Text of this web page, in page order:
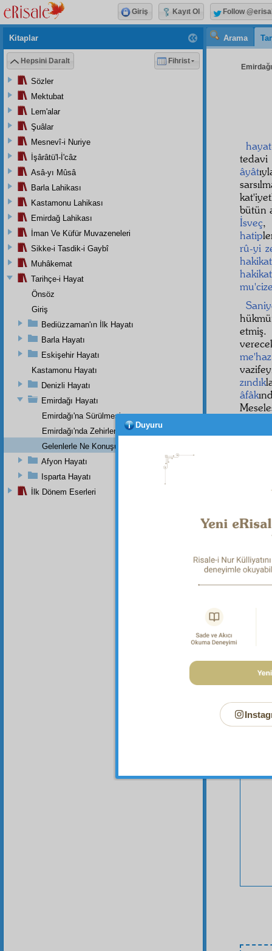
Arama
âyât
bütün
İsveç
hatip
rû-yi
hakikat
hakikat
me'haz
zındık
âfâk
elzem
Kitaplar
Hepsini Daralt Fihrist
Sözler
Mektubat
Lem'alar
Şuâlar
Mesnevî-i Nuriye
İşârâtü'l-İ'câz
Asâ-yı Mûsâ
Barla Lahikası
Kastamonu Lahikası
Emirdağ Lahikası
İman Ve Küfür Muvazeneleri
Sikke-i Tasdik-i Gaybî
Muhâkemat
Tarihçe-i Hayat
Önsöz
Giriş
Bediüzzaman'ın İlk Hayatı
Barla Hayatı
Eskişehir Hayatı
Kastamonu Hayatı
Denizli Hayatı
Emirdağı Hayatı
Emirdağı'na Sürülmesi
Emirdağı'nda Zehirlenmesi
Gelenlerle Ne Konuşurdu?
Afyon Hayatı
Isparta Hayatı
İlk Dönem Eserleri
Giriş Kayıt Ol Follow
Duyuru